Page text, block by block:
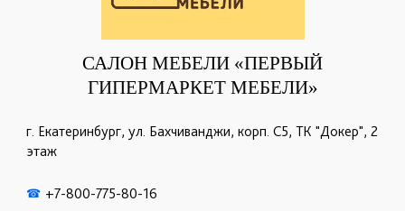
САЛОН МЕБЕЛИ «ПЕРВЫЙ
ГИПЕРМАРКЕТ МЕБЕЛИ»
г. Екатеринбург, ул. Бахчиванджи, корп. С5, ТК "Докер", 2
этаж
☎ +7-800-775-80-16